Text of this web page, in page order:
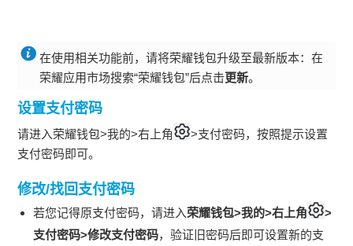
在使用相关功能前，请将荣耀钱包升级至最新版本：在
荣耀应用市场搜索“荣耀钱包”后点击更新。
设置支付密码
请进入荣耀钱包>我的>右上角
>支付密码，按照提示设置
支付密码即可。
修改/找回支付密码
若您记得原支付密码，请进入荣耀钱包>我的>右上角
>
支付密码>修改支付密码，验证旧密码后即可设置新的支